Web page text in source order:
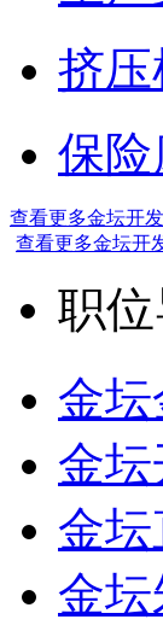
挤压
保险
查看更多金坛开
查看更多金坛开
职
金
金
金
金